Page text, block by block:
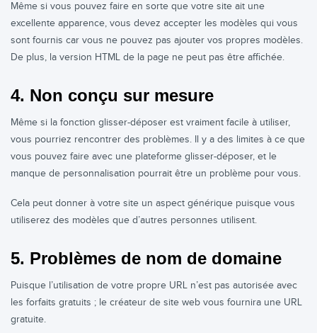
Même si vous pouvez faire en sorte que votre site ait une
excellente apparence, vous devez accepter les modèles qui vous
sont fournis car vous ne pouvez pas ajouter vos propres modèles.
De plus, la version HTML de la page ne peut pas être affichée.
4. Non conçu sur mesure
Même si la fonction glisser-déposer est vraiment facile à utiliser,
vous pourriez rencontrer des problèmes. Il y a des limites à ce que
vous pouvez faire avec une plateforme glisser-déposer, et le
manque de personnalisation pourrait être un problème pour vous.
Cela peut donner à votre site un aspect générique puisque vous
utiliserez des modèles que d’autres personnes utilisent.
5. Problèmes de nom de domaine
Puisque l’utilisation de votre propre URL n’est pas autorisée avec
les forfaits gratuits ; le créateur de site web vous fournira une URL
gratuite.